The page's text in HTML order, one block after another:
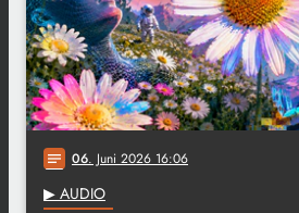
notes 06. Juni 2026 16:06
▶ AUDIO